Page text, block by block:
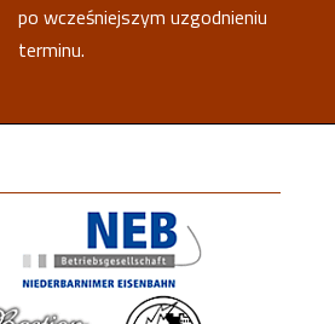
po wcześniejszym uzgodnieniu
terminu.